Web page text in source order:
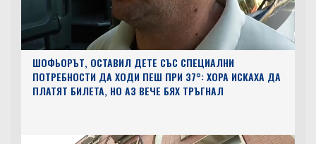
ШОФЬОРЪТ, ОСТАВИЛ ДЕТЕ СЪС СПЕЦИАЛНИ
ПОТРЕБНОСТИ ДА ХОДИ ПЕШ ПРИ 37°: ХОРА ИСКАХА ДА
ПЛАТЯТ БИЛЕТА, НО АЗ ВЕЧЕ БЯХ ТРЪГНАЛ